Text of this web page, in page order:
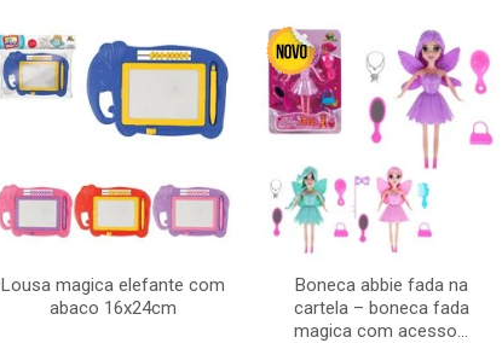
Lousa magica elefante com
abaco 16x24cm
Boneca abbie fada na
cartela – boneca fada
magica com acesso...